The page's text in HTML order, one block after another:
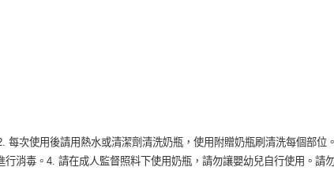
每次使用後請用熱水或清潔劑清洗奶瓶，使用附贈奶瓶刷清洗每個部位
消毒。4. 請在成人監督照料下使用奶瓶，請勿讓嬰幼兒自行使用。請